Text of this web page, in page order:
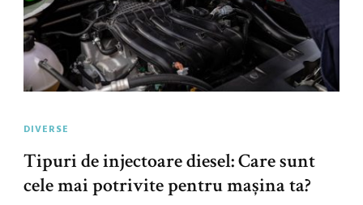
DIVERSE
Tipuri de injectoare diesel: Care sunt
cele mai potrivite pentru mașina ta?